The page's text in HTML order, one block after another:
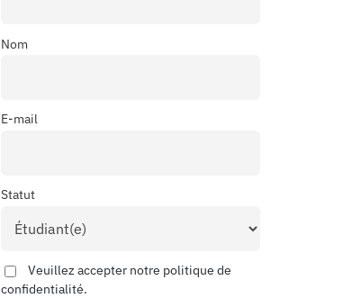
Nom
E-mail
Statut
Veuillez accepter notre politique de
confidentialité.